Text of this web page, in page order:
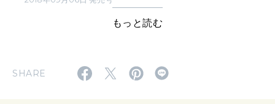
もっと読む
SHARE